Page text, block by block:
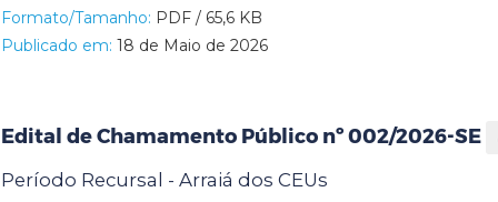
Formato/Tamanho: PDF / 65,6 KB
Publicado em: 18 de Maio de 2026
Edital de Chamamento Público nº 002/2026-SE
Período Recursal - Arraiá dos CEUs